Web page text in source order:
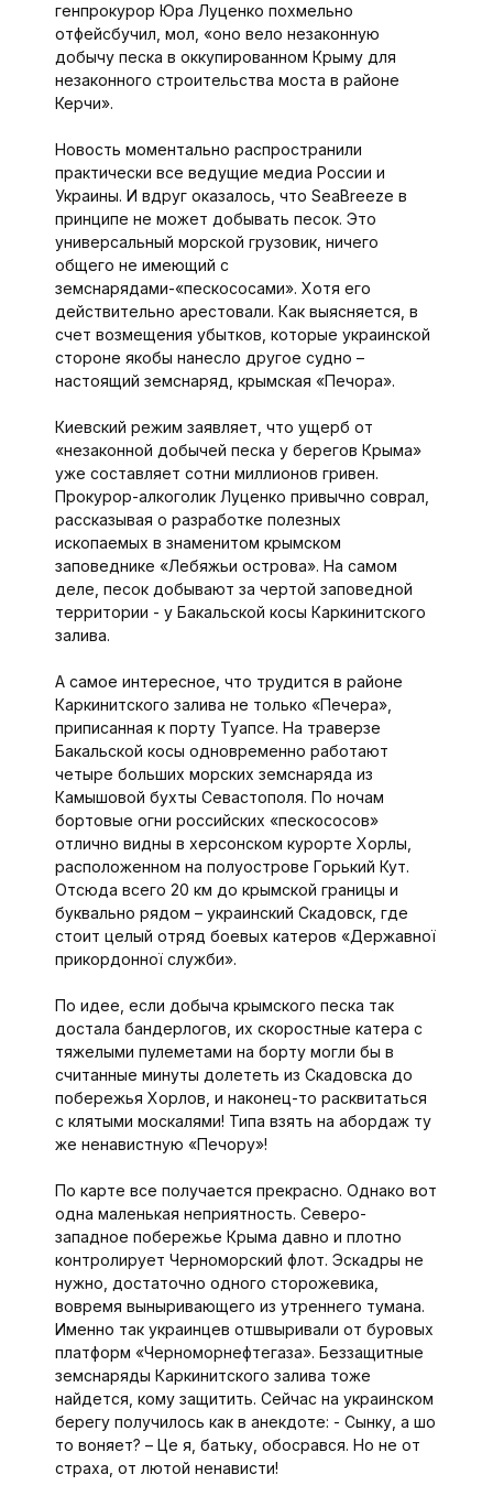
генпрокурор Юра Луценко похмельно
отфейсбучил, мол, «оно вело незаконную
добычу песка в оккупированном Крыму для
незаконного строительства моста в районе
Керчи».
Новость моментально распространили
практически все ведущие медиа России и
Украины. И вдруг оказалось, что SeaBreeze в
принципе не может добывать песок. Это
универсальный морской грузовик, ничего
общего не имеющий с
земснарядами-«пескососами». Хотя его
действительно арестовали. Как выясняется, в
счет возмещения убытков, которые украинской
стороне якобы нанесло другое судно –
настоящий земснаряд, крымская «Печора».
Киевский режим заявляет, что ущерб от
«незаконной добычей песка у берегов Крыма»
уже составляет сотни миллионов гривен.
Прокурор-алкоголик Луценко привычно соврал,
рассказывая о разработке полезных
ископаемых в знаменитом крымском
заповеднике «Лебяжьи острова». На самом
деле, песок добывают за чертой заповедной
территории - у Бакальской косы Каркинитского
залива.
А самое интересное, что трудится в районе
Каркинитского залива не только «Печера»,
приписанная к порту Туапсе. На траверзе
Бакальской косы одновременно работают
четыре больших морских земснаряда из
Камышовой бухты Севастополя. По ночам
бортовые огни российских «пескососов»
отлично видны в херсонском курорте Хорлы,
расположенном на полуострове Горький Кут.
Отсюда всего 20 км до крымской границы и
буквально рядом – украинский Скадовск, где
стоит целый отряд боевых катеров «Державної
прикордонної служби».
По идее, если добыча крымского песка так
достала бандерлогов, их скоростные катера с
тяжелыми пулеметами на борту могли бы в
считанные минуты долететь из Скадовска до
побережья Хорлов, и наконец-то расквитаться
с клятыми москалями! Типа взять на абордаж ту
же ненавистную «Печору»!
По карте все получается прекрасно. Однако вот
одна маленькая неприятность. Северо-
западное побережье Крыма давно и плотно
контролирует Черноморский флот. Эскадры не
нужно, достаточно одного сторожевика,
вовремя выныривающего из утреннего тумана.
Именно так украинцев отшвыривали от буровых
платформ «Черноморнефтегаза». Беззащитные
земснаряды Каркинитского залива тоже
найдется, кому защитить. Сейчас на украинском
берегу получилось как в анекдоте: - Сынку, а шо
то воняет? – Це я, батьку, обосрався. Но не от
страха, от лютой ненависти!